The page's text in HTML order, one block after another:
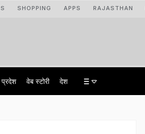
SHOPPING APPS RAJASTHAN
प्रदेश वेब स्टोरी देश